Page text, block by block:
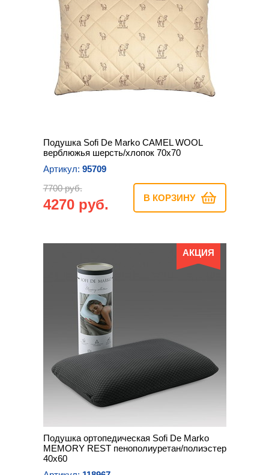
Подушка Sofi De Marko CAMEL WOOL
верблюжья шерсть/хлопок 70х70
Артикул: 95709
7700 руб.
4270 руб. В КОРЗИНУ
АКЦИЯ
Подушка ортопедическая Sofi De Marko
MEMORY REST пенополиуретан/полиэстер
40х60